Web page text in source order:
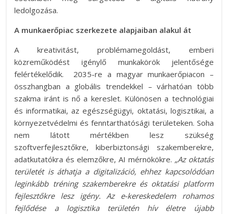
ledolgozása.
A munkaerőpiac szerkezete alapjaiban alakul át
A kreativitást, problémamegoldást, emberi
közreműködést igénylő munkakörök jelentősége
felértékelődik. 2035-re a magyar munkaerőpiacon –
összhangban a globális trendekkel – várhatóan több
szakma iránt is nő a kereslet. Különösen a technológiai
és informatikai, az egészségügyi, oktatási, logisztikai, a
környezetvédelmi és fenntarthatósági területeken. Soha
nem látott mértékben lesz szükség
szoftverfejlesztőkre, kiberbiztonsági szakemberekre,
adatkutatókra és elemzőkre, AI mérnökökre. „Az oktatás
területét is áthatja a digitalizáció, ehhez kapcsolódóan
leginkább tréning szakemberekre és oktatási platform
fejlesztőkre lesz igény. Az e-kereskedelem rohamos
fejlődése a logisztika területén hív életre újabb